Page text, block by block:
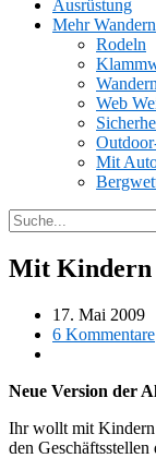
Ausrüstung
Mehr Wandern
Rodeln
Web
Mit
Mit Kindern
17. Mai 2009
6 Kommentare
Neue Version der
Ihr wollt mit Kindern
den